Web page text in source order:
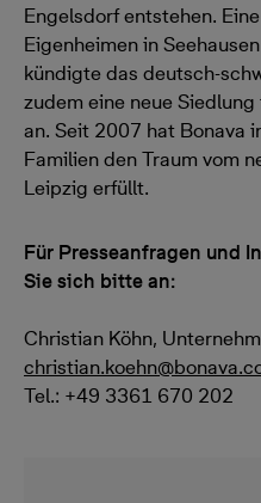
Engelsdorf entstehen.
Eigenheimen in
kündigte das deutsch-
zudem eine neue
an. Seit 2007 hat Bonava
Familien den Traum vom
Leipzig erfüllt.
Für Presseanfragen und
Sie sich bitte an:
Christian Köhn,
Tel.: +49 3361 670 202